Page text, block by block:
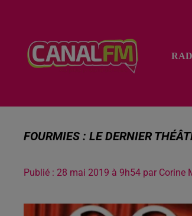
FOURMIES : LE DERNIER
Publié : 28 mai 2019 à 9h54 par Corine